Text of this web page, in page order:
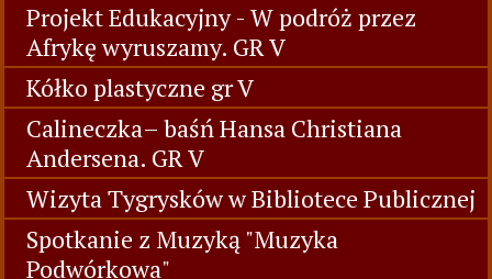
Projekt Edukacyjny - W podróż przez
Afrykę wyruszamy. GR V
Kółko plastyczne gr V
Calineczka– baśń Hansa Christiana
Andersena. GR V
Wizyta Tygrysków w Bibliotece Publicznej
Spotkanie z Muzyką "Muzyka
Podwórkowa"